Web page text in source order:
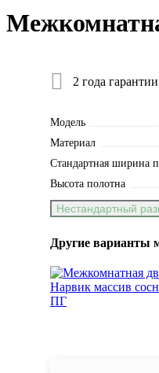
2 года гарантии
Модель
Материал
Стандартная ширина
Высота полотна
Нестандартный
Другие варианты